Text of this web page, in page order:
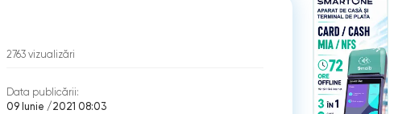
2763 vizualizări
Data publicării:
09 Iunie /2021 08:03